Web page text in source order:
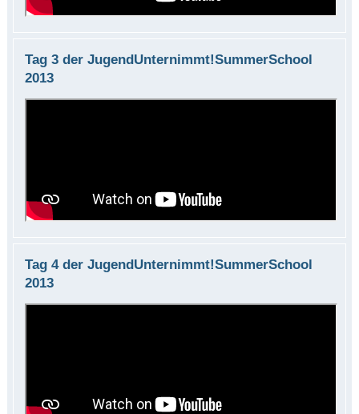
Tag 3 der JugendUnternimmt!SummerSchool
2013
Tag 4 der JugendUnternimmt!SummerSchool
2013